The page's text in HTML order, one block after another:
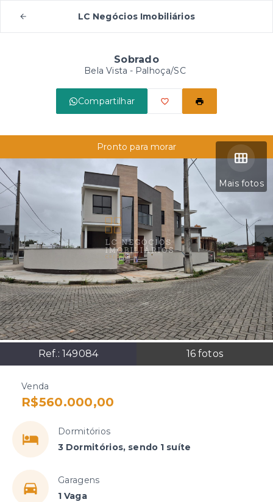
LC Negócios Imobiliários
Sobrado
Bela Vista - Palhoça/SC
Compartilhar
Mais fotos
Ref.: 149084 16 fotos
Pronto para morar
Venda
R$560.000,00
Dormitórios
3 Dormitórios, sendo 1 suíte
Garagens
1 Vaga